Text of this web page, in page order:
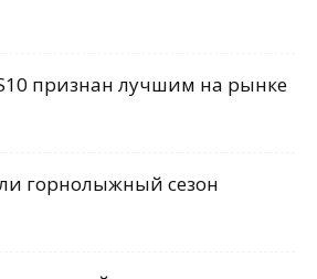
признан лучшим на рынке
горнолыжный сезон